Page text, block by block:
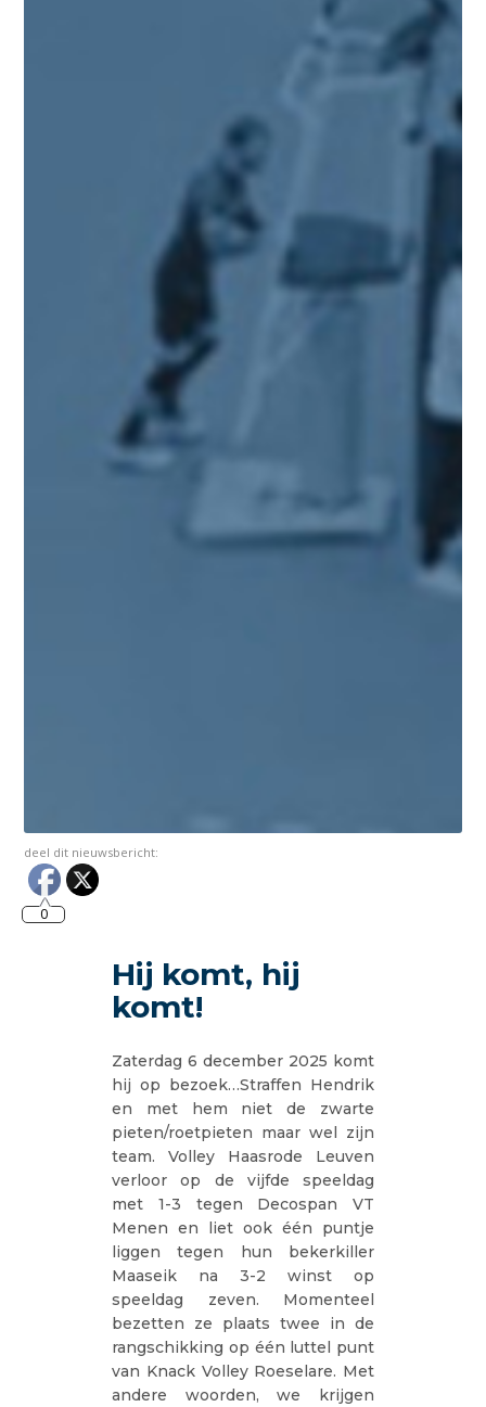
deel dit nieuwsbericht:
0
Hij komt, hij
komt!
Zaterdag 6 december 2025 komt
hij op bezoek…Straffen Hendrik
en met hem niet de zwarte
pieten/roetpieten maar wel zijn
team. Volley Haasrode Leuven
verloor op de vijfde speeldag
met 1-3 tegen Decospan VT
Menen en liet ook één puntje
liggen tegen hun bekerkiller
Maaseik na 3-2 winst op
speeldag zeven. Momenteel
bezetten ze plaats twee in de
rangschikking op één luttel punt
van Knack Volley Roeselare. Met
andere woorden, we krijgen